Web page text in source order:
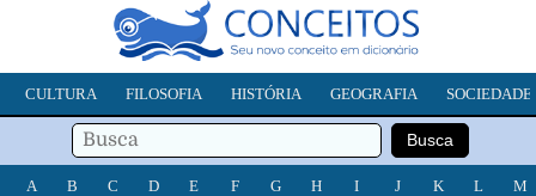
CULTURA FILOSOFIA HISTÓRIA GEOGRAFIA SOCIEDADE
A B C D E F G H I J K L M